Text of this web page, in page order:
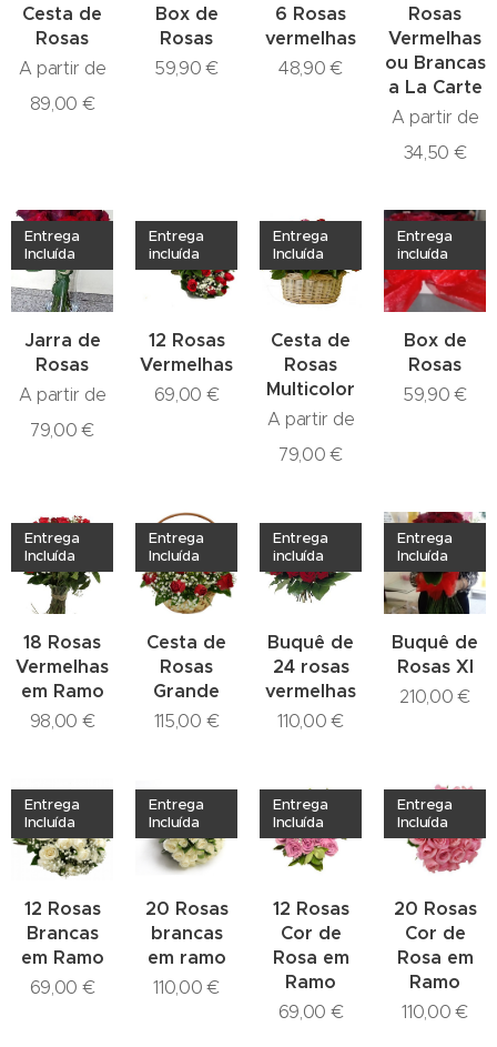
Cesta de
Rosas
A partir de
89,00 €
Box de
Rosas
59,90 €
6 Rosas
vermelhas
48,90 €
Rosas
Vermelhas
ou Brancas
a La Carte
A partir de
34,50 €
Jarra de
Rosas
Entrega
Incluída
A partir de
79,00 €
12 Rosas
Vermelhas
Entrega
incluída
69,00 €
Cesta de
Rosas
Multicolor
Entrega
Incluída
A partir de
79,00 €
Box de
Rosas
Entrega
incluída
59,90 €
18 Rosas
Vermelhas
em Ramo
Entrega
Incluída
98,00 €
Cesta de
Rosas
Grande
Entrega
Incluída
115,00 €
Buquê de
24 rosas
vermelhas
Entrega
incluída
110,00 €
Buquê de
Rosas Xl
Entrega
Incluída
210,00 €
12 Rosas
Brancas
em Ramo
Entrega
Incluída
69,00 €
20 Rosas
brancas
em ramo
Entrega
Incluída
110,00 €
12 Rosas
Cor de
Rosa em
Ramo
Entrega
Incluída
69,00 €
20 Rosas
Cor de
Rosa em
Ramo
Entrega
Incluída
110,00 €